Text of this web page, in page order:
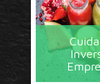
Circulo Marketing
herramientas y
y América Latina. La
en tecnología, nuevas
sociales y nuevas
están escritos por
todos los directores de